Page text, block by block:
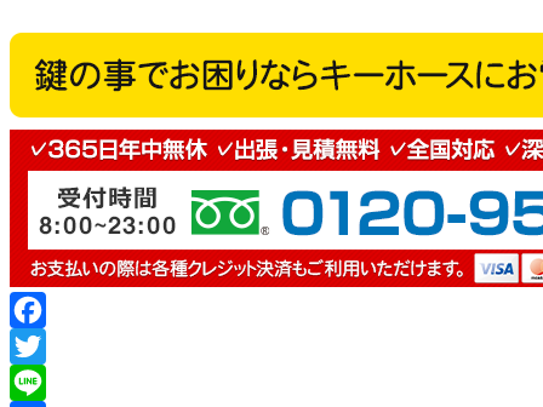
Facebook
Twitter